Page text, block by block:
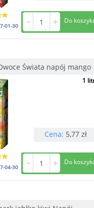
01-30
Świata napój mango
1
Cena: 5,77 zł
04-30